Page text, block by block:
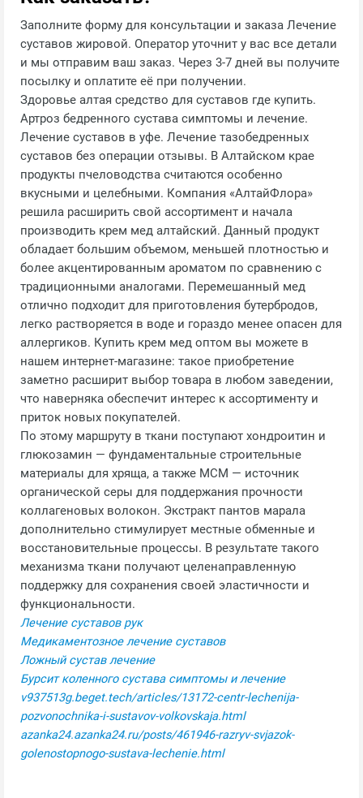
Заполните форму для консультации и заказа Лечение
суставов жировой. Оператор уточнит у вас все детали
и мы отправим ваш заказ. Через 3-7 дней вы получите
посылку и оплатите её при получении.
Здоровье алтая средство для суставов где купить.
Артроз бедренного сустава симптомы и лечение.
Лечение суставов в уфе. Лечение тазобедренных
суставов без операции отзывы. В Алтайском крае
продукты пчеловодства считаются особенно
вкусными и целебными. Компания «АлтайФлора»
решила расширить свой ассортимент и начала
производить крем мед алтайский. Данный продукт
обладает большим объемом, меньшей плотностью и
более акцентированным ароматом по сравнению с
традиционными аналогами. Перемешанный мед
отлично подходит для приготовления бутербродов,
легко растворяется в воде и гораздо менее опасен для
аллергиков. Купить крем мед оптом вы можете в
нашем интернет-магазине: такое приобретение
заметно расширит выбор товара в любом заведении,
что наверняка обеспечит интерес к ассортименту и
приток новых покупателей.
По этому маршруту в ткани поступают хондроитин и
глюкозамин — фундаментальные строительные
материалы для хряща, а также МСМ — источник
органической серы для поддержания прочности
коллагеновых волокон. Экстракт пантов марала
дополнительно стимулирует местные обменные и
восстановительные процессы. В результате такого
механизма ткани получают целенаправленную
поддержку для сохранения своей эластичности и
функциональности.
Лечение суставов рук
Медикаментозное лечение суставов
Ложный сустав лечение
Бурсит коленного сустава симптомы и лечение
v937513g.beget.tech/articles/13172-centr-lechenija-
pozvonochnika-i-sustavov-volkovskaja.html
azanka24.azanka24.ru/posts/461946-razryv-svjazok-
golenostopnogo-sustava-lechenie.html